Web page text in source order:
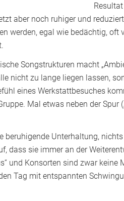
aber noch ruhiger und
werden, egal wie bedächtig,
Songstrukturen macht
nicht zu lange liegen lassen,
eines Werkstattbesuches
Mal etwas neben der Spur
beruhigende Unterhaltung,
dass sie immer an der
und Konsorten sind zwar
Tag mit entspannten